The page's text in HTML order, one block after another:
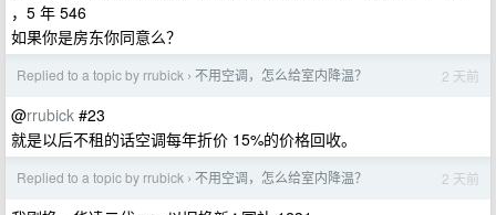
，5 年 546
如果你是房东你同意么？
Replied to a topic by rrubick › 不用空调，怎么给室内降温？ 2 天前
@rrubick #23
就是以后不租的话空调每年折价 15%的价格回收。
Replied to a topic by rrubick › 不用空调，怎么给室内降温？ 2 天前